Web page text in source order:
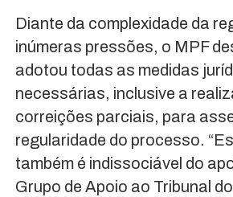
Diante da complexidade da
inúmeras pressões, o MPF
adotou todas as medidas
necessárias, inclusive a
correições parciais, para
regularidade do processo.
também é indissociável do
Grupo de Apoio ao Tribunal